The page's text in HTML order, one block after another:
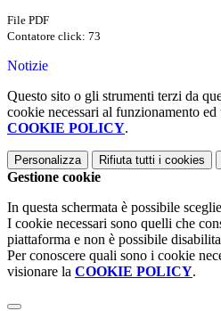
File PDF
Contatore click: 73
Notizie
Questo sito o gli strumenti terzi da
cookie necessari al funzionamento
COOKIE POLICY.
Personalizza Rifiuta tutti i cookies
Gestione cookie
In questa schermata è possibile
I cookie necessari sono quelli che
piattaforma e non è possibile
Per conoscere quali sono i cookie
visionare la COOKIE POLICY.